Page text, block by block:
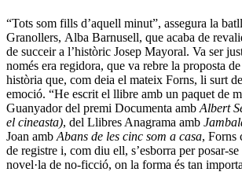
“Tots som fills d’aquell minut”, assegura la
Granollers, Alba Barnusell, que acaba de
de succeir a l’històric Josep Mayoral. Va ser
només era regidora, que va rebre la proposta
història que, com deia el mateix Forns, li surt
emoció. “He escrit el llibre amb un paquet de
Guanyador del premi Documenta amb Albert
el cineasta), del Llibres Anagrama amb
Joan amb Abans de les cinc som a casa, Forns
de registre i, com diu ell, s’esborra per posar-se
novel·la de no-ficció, on la forma és tan